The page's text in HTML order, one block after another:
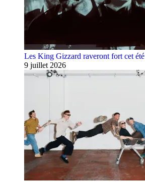
Les King Gizzard raveront fort cet été
9 juillet 2026